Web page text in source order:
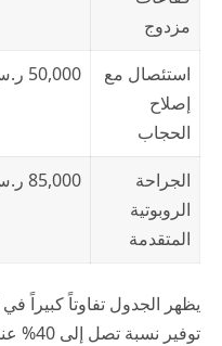
مزدوج
استئصال مع
إصلاح
الحجاب
50,000 ر.س
الجراحة
الروبوتية
المتقدمة
85,000 ر.س
يظهر الجدول تفاوتاً كبيراً
توفير